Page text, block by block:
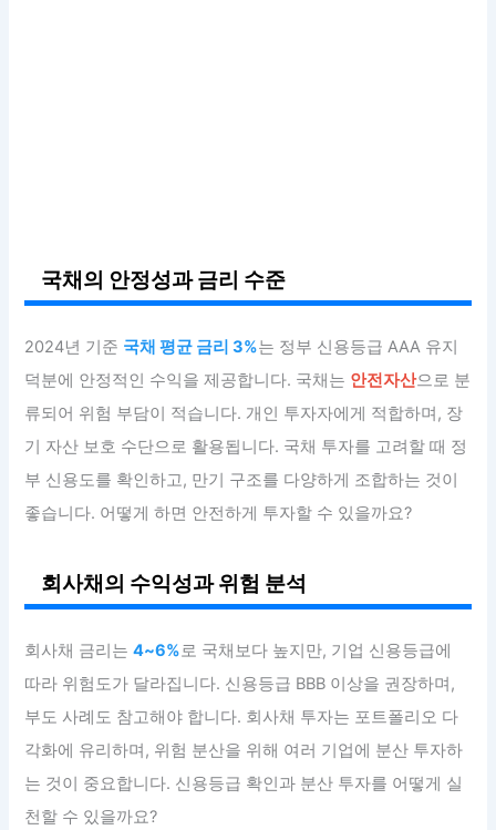
국채의 안정성과 금리 수준
2024년 기준 국채 평균 금리 3%는 정부 신용등급 AAA 유지
덕분에 안정적인 수익을 제공합니다. 국채는 안전자산으로 분
류되어 위험 부담이 적습니다. 개인 투자자에게 적합하며, 장
기 자산 보호 수단으로 활용됩니다. 국채 투자를 고려할 때 정
부 신용도를 확인하고, 만기 구조를 다양하게 조합하는 것이
좋습니다. 어떻게 하면 안전하게 투자할 수 있을까요?
회사채의 수익성과 위험 분석
회사채 금리는4~6%로 국채보다 높지만, 기업 신용등급에
따라 위험도가 달라집니다. 신용등급 BBB 이상을 권장하며,
부도 사례도 참고해야 합니다. 회사채 투자는 포트폴리오 다
각화에 유리하며, 위험 분산을 위해 여러 기업에 분산 투자하
는 것이 중요합니다. 신용등급 확인과 분산 투자를 어떻게 실
천할 수 있을까요?